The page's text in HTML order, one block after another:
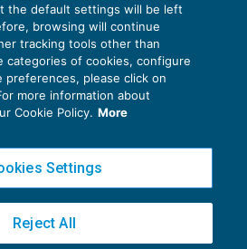
Policy
Cookie Policy
Gruppo Euroconference S.p.A.v2.32.4
10N01 - 20124 Milano - info@ecnews.it
the default settings will be left
browsing will continue
tracking tools other than
categories of cookies, configure
preferences, please click on
more information about
Cookie Policy. More
Settings
Reject All